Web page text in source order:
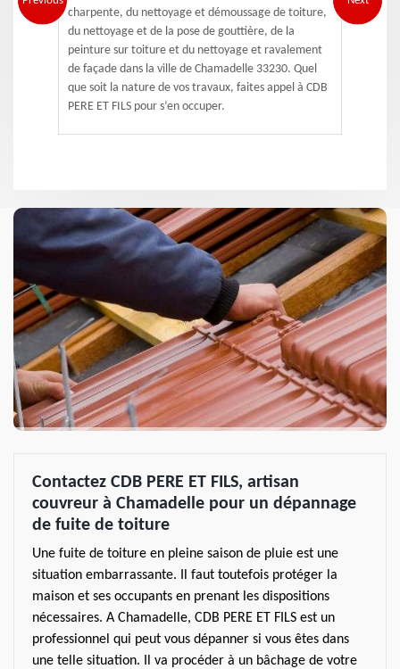
charpente, du nettoyage et démoussage de toiture,
du nettoyage et de la pose de gouttière, de la
peinture sur toiture et du nettoyage et ravalement
de façade dans la ville de Chamadelle 33230. Quel
que soit la nature de vos travaux, faites appel à CDB
PERE ET FILS pour s’en occuper.
Contactez CDB PERE ET FILS, artisan
couvreur à Chamadelle pour un dépannage
de fuite de toiture
Une fuite de toiture en pleine saison de pluie est une
situation embarrassante. Il faut toutefois protéger la
maison et ses occupants en prenant les dispositions
nécessaires. A Chamadelle, CDB PERE ET FILS est un
professionnel qui peut vous dépanner si vous êtes dans
une telle situation. Il va procéder à un bâchage de votre